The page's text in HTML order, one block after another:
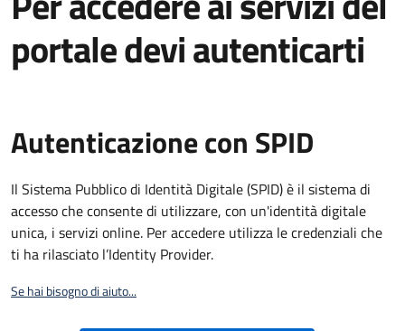
portale devi autenticarti
Autenticazione con SPID
Il Sistema Pubblico di Identità Digitale (SPID) è il sistema di
accesso che consente di utilizzare, con un'identità digitale
unica, i servizi online. Per accedere utilizza le credenziali che
ti ha rilasciato l’Identity Provider.
Se hai bisogno di aiuto...